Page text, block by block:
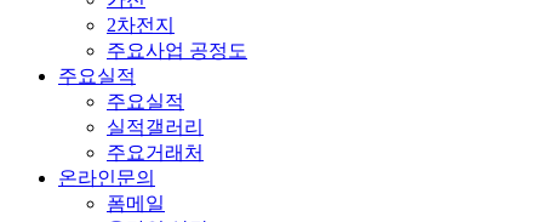
2차전지
주요사업 공정도
주요실적
주요실적
실적갤러리
주요거래처
온라인문의
폼메일